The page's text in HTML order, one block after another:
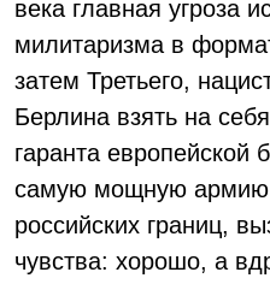
века главная угроза
милитаризма в
затем Третьего,
Берлина взять на
гаранта европейской
самую мощную армию
российских границ,
чувства: хорошо, а